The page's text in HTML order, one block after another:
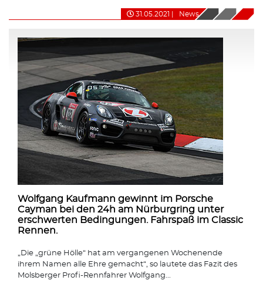
31.05.2021 News
Wolfgang Kaufmann gewinnt im Porsche
Cayman bei den 24h am Nürburgring unter
erschwerten Bedingungen. Fahrspaß im Classic
Rennen.
„Die „grüne Hölle“ hat am vergangenen Wochenende
ihrem Namen alle Ehre gemacht“, so lautete das Fazit des
Molsberger Profi-Rennfahrer Wolfgang...